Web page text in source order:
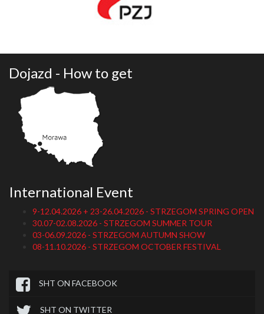
Dojazd - How to get
International Event
9-12.04.2026 + 23-26.04.2026 - STRZEGOM SPRING OPEN
30.07-02.08.2026 - STRZEGOM SUMMER TOUR
03-06.09.2026 - STRZEGOM AUTUMN SHOW
08-11.10.2026 - STRZEGOM OCTOBER FESTIVAL
SHT ON FACEBOOK
SHT ON TWITTER